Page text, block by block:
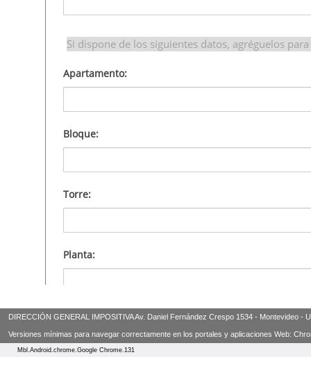
DIRECCIÓN GENERAL IMPOSITIVA Av. Daniel Fernández Crespo 1534 - Montevideo -
Versiones mínimas para navegar correctamente en los portales y aplicaciones Web:
Mbl.Android.chrome.Google Chrome.131